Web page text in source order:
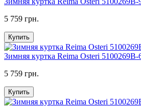
5 759 грн.
Купить
Зимняя куртка Reima Osteri 5100269B-
5 759 грн.
Купить